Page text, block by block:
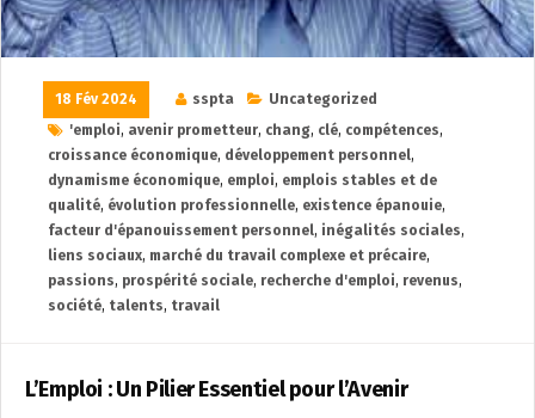
18 Fév 2024 sspta
Uncategorized
'emploi, avenir prometteur, chang, clé, compétences,
croissance économique, développement personnel,
dynamisme économique, emploi, emplois stables et de
qualité, évolution professionnelle, existence épanouie,
facteur d'épanouissement personnel, inégalités sociales,
liens sociaux, marché du travail complexe et précaire,
passions, prospérité sociale, recherche d'emploi, revenus,
société, talents, travail
L’Emploi : Un Pilier Essentiel pour l’Avenir